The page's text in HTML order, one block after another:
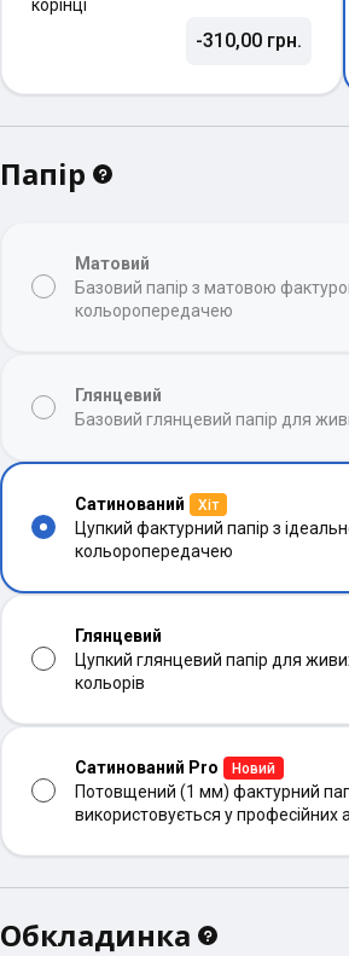
корінці
-310,00 грн.
Папір
Матовий
Базовий папір з матовою
кольоропередачею
Глянцевий
Базовий глянцевий папір для
Сатинований Хіт
Цупкий фактурний папір з
кольоропередачею
Глянцевий
Цупкий глянцевий папір для
кольорів
Сатинований Pro Новий
Потовщений (1 мм) фактурний
використовується у професійних
Обкладинка